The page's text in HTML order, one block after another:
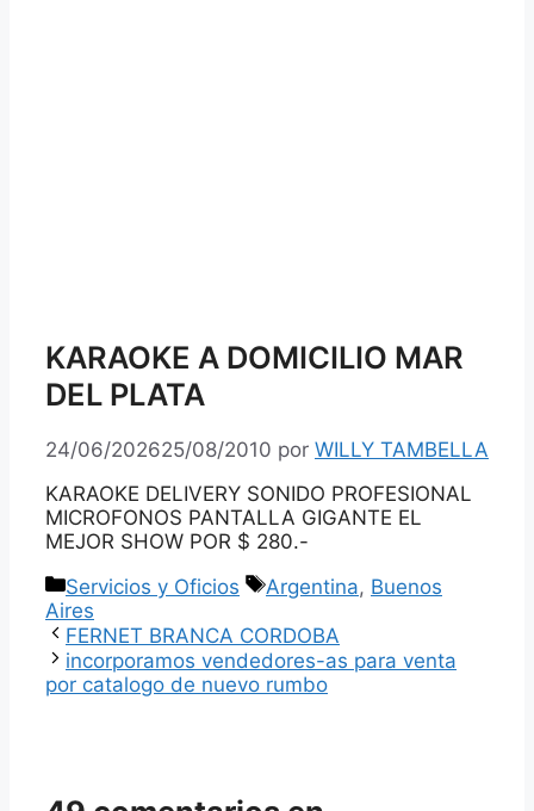
KARAOKE A DOMICILIO MAR
DEL PLATA
24/06/202625/08/2010 por WILLY TAMBELLA
KARAOKE DELIVERY SONIDO PROFESIONAL
MICROFONOS PANTALLA GIGANTE EL
MEJOR SHOW POR $ 280.-
Categorías
Servicios y Oficios Etiquetas
Argentina, Buenos
Aires
FERNET BRANCA CORDOBA
incorporamos vendedores-as para venta
por catalogo de nuevo rumbo